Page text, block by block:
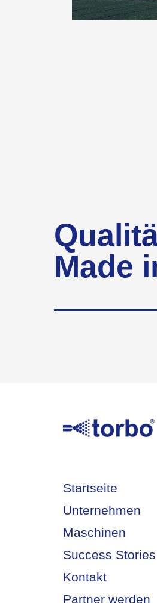
Made
Startseite
Unternehmen
Maschinen
Success Stories
Kontakt
Partner werden